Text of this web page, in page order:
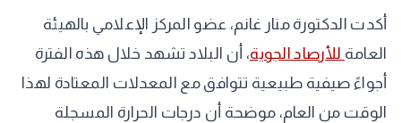
أكدت الدكتورة منار غانم، عضو المركز الإعلامي بالهيئة
العامة للأرصاد الجوية، أن البلاد تشهد خلال هذه الفترة
أجواءً صيفية طبيعية تتوافق مع المعدلات المعتادة لهذا
الوقت من العام، موضحة أن درجات الحرارة المسجلة